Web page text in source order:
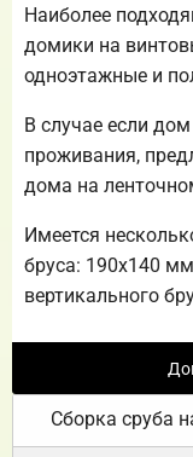
Наиболее
домики на
одноэтажные и
В случае если
проживания,
дома на
Имеется
бруса: 190х140
вертикального
Сборка сруба